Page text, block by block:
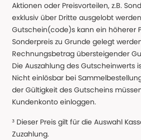
Aktionen oder Preisvorteilen, z.B.
exklusiv über Dritte ausgelobt
Gutschein(code)s kann ein höherer
Sonderpreis zu Grunde gelegt
Rechnungsbetrag übersteigender
Die Auszahlung des Gutscheinwerts
Nicht einlösbar bei
der Gültigkeit des Gutscheins
Kundenkonto einloggen.
³ Dieser Preis gilt für die Auswahl
Zuzahlung.